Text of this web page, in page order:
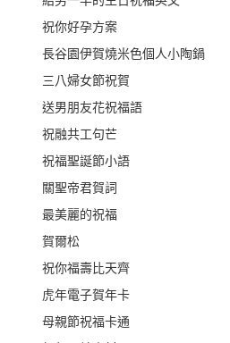
祝你好孕方案
長谷園伊賀燒米色個人小陶鍋
三八婦女節祝賀
送男朋友花祝福語
祝融共工句芒
祝福聖誕節小語
關聖帝君賀詞
最美麗的祝福
賀爾松
祝你福壽比天齊
虎年電子賀年卡
母親節祝福卡通